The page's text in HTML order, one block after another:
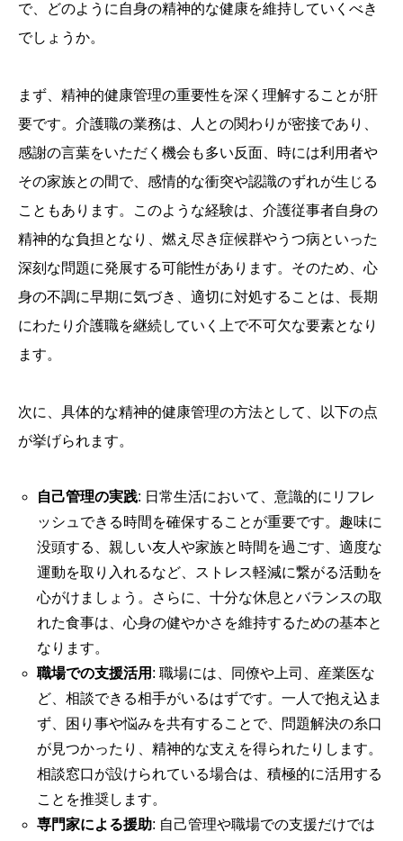
で、どのように自身の精神的な健康を維持していくべき
でしょうか。
まず、精神的健康管理の重要性を深く理解することが肝
要です。介護職の業務は、人との関わりが密接であり、
感謝の言葉をいただく機会も多い反面、時には利用者や
その家族との間で、感情的な衝突や認識のずれが生じる
こともあります。このような経験は、介護従事者自身の
精神的な負担となり、燃え尽き症候群やうつ病といった
深刻な問題に発展する可能性があります。そのため、心
身の不調に早期に気づき、適切に対処することは、長期
にわたり介護職を継続していく上で不可欠な要素となり
ます。
次に、具体的な精神的健康管理の方法として、以下の点
が挙げられます。
自己管理の実践: 日常生活において、意識的にリフレ
ッシュできる時間を確保することが重要です。趣味に
没頭する、親しい友人や家族と時間を過ごす、適度な
運動を取り入れるなど、ストレス軽減に繋がる活動を
心がけましょう。さらに、十分な休息とバランスの取
れた食事は、心身の健やかさを維持するための基本と
なります。
職場での支援活用 : 職場には、同僚や上司、産業医な
ど、相談できる相手がいるはずです。一人で抱え込ま
ず、困り事や悩みを共有することで、問題解決の糸口
が見つかったり、精神的な支えを得られたりします。
相談窓口が設けられている場合は、積極的に活用する
ことを推奨します。
専門家による援助: 自己管理や職場での支援だけでは